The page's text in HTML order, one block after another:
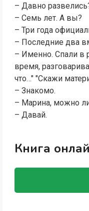
– Давно
– Семь лет. А вы?
– Три года
– Последние два
– Именно. Спали в
время,
что…" "Скажи
– Знакомо.
– Марина, можно
– Давай.
Книга